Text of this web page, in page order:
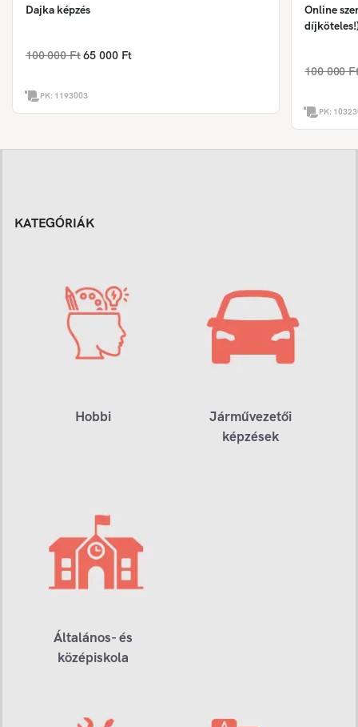
Dajka képzés
100 000 Ft 65 000 Ft
PK: 1193003
Online
100 000
PK:
KATEGÓRIÁK
Hobbi
Járművezetői
képzések
Általános- és
középiskola